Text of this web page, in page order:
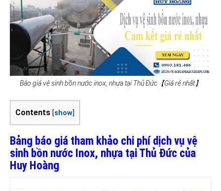
Báo giá vệ sinh bồn nước inox, nhựa tại Thủ Đức【Giá rẻ nhất】
Contents [show]
Bảng báo giá tham khảo chi phí dịch vụ vệ
sinh bồn nước Inox, nhựa tại Thủ Đức của
Huy Hoàng